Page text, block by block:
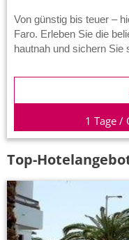
Von günstig bis teuer –
Faro. Erleben Sie die
hautnah und sichern Sie
1 Tage /
Top-